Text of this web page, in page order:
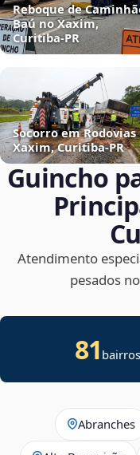
Reboque de
Baú no Xaxim,
Curitiba‑PR
Socorro em Rodovias
Xaxim, Curitiba‑PR
Guincho
Atendimento
pesados
81
Abranches